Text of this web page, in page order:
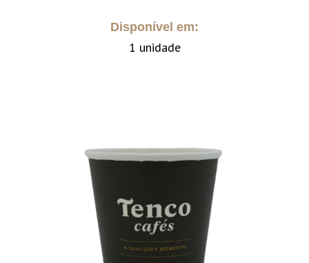
Disponível em:
1 unidade